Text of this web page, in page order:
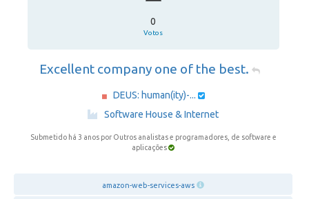
0
Votos
Excellent company one of the best.
DEUS: human(ity)-...
Software House & Internet
Submetido há 3 anos por Outros analistas e programadores, de software e
aplicações
amazon-web-services-aws